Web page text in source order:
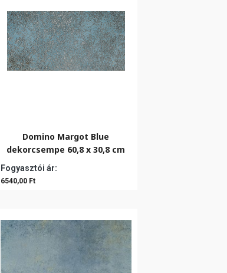
Domino Margot Blue
dekorcsempe 60,8 x 30,8 cm
Fogyasztói ár:
6540,00 Ft